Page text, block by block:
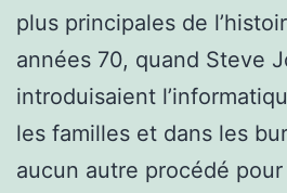
plus principales de
années 70, quand Steve
introduisaient
les familles et dans les
aucun autre procédé